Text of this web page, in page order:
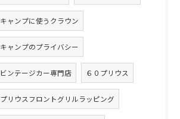
キャンプに使うクラウン
キャンプのプライバシー
ビンテージカー専門店 ６０プリウス
プリウスフロントグリルラッピング